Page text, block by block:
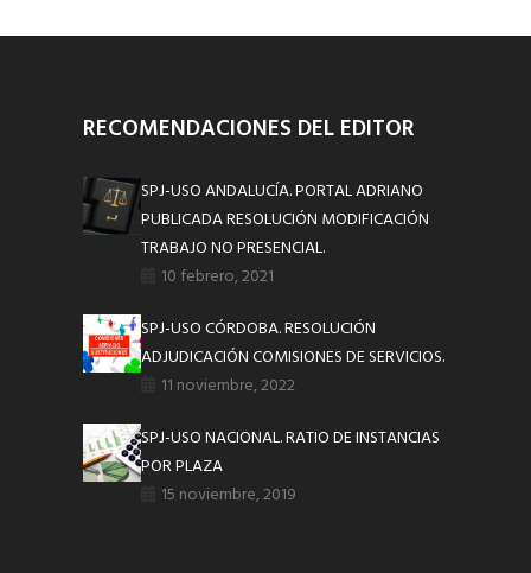
RECOMENDACIONES DEL EDITOR
SPJ-USO ANDALUCÍA. PORTAL ADRIANO
PUBLICADA RESOLUCIÓN MODIFICACIÓN
TRABAJO NO PRESENCIAL.
10 febrero, 2021
SPJ-USO CÓRDOBA. RESOLUCIÓN
ADJUDICACIÓN COMISIONES DE SERVICIOS.
11 noviembre, 2022
SPJ-USO NACIONAL. RATIO DE INSTANCIAS
POR PLAZA
15 noviembre, 2019